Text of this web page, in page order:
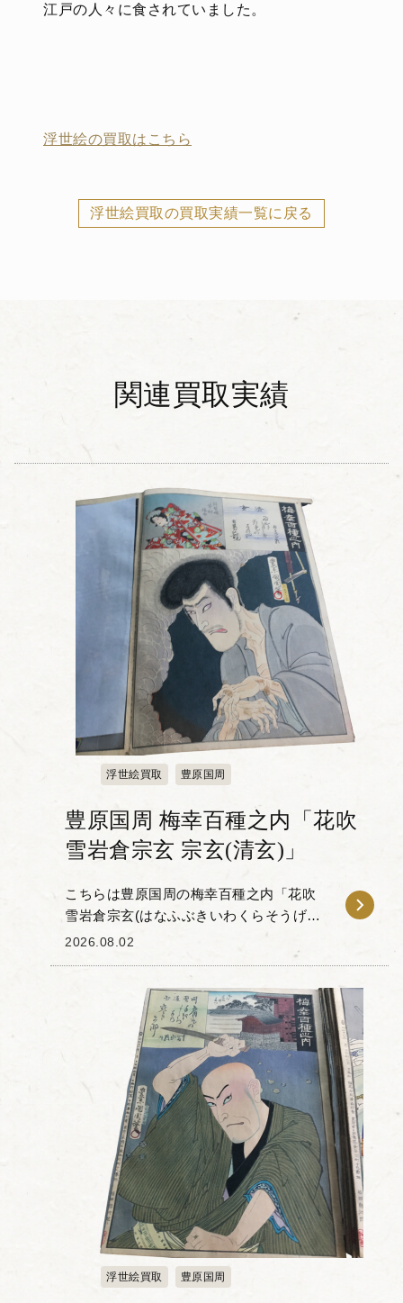
江戸の人々に食されていました。
浮世絵の買取はこちら
浮世絵買取の買取実績一覧に戻る
関連買取実績
浮世絵買取 豊原国周
豊原国周 梅幸百種之内「花吹
雪岩倉宗玄 宗玄(清玄)」
こちらは豊原国周の梅幸百種之内「花吹
雪岩倉宗玄(はなふぶきいわくらそうげん)
宗玄(清玄)」です。 「梅幸百種(ばいこう
ひゃくしゅ)」とは、梅幸という歌舞伎役
2026.08.02
浮世絵買取 豊原国周